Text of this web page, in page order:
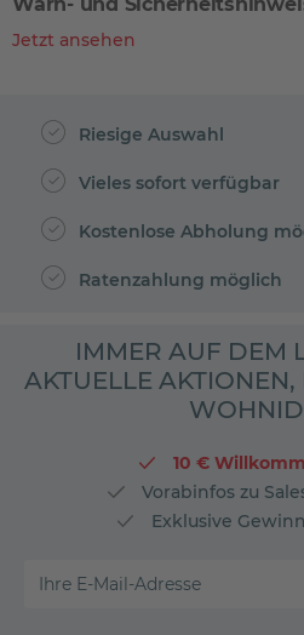
Jetzt ansehen
Riesige Auswahl
Vieles sofort verfügbar
Kostenlose Abholung
Ratenzahlung möglich
IMMER AUF DEM
AKTUELLE
10 €
Vorabinfos zu
Exklusive
Ihre E-Mail-Adresse